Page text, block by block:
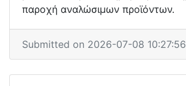
παροχή αναλώσιμων προϊόντων.
Submitted on 2026-07-08 10:27:56